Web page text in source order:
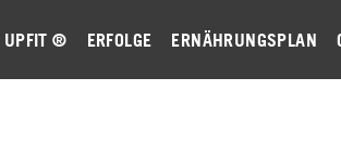
UPFIT ® ERFOLGE ERNÄHRUNGSPLAN